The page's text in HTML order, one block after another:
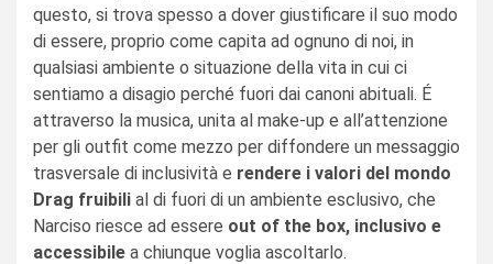
questo, si trova spesso a dover giustificare il suo modo
di essere, proprio come capita ad ognuno di noi, in
qualsiasi ambiente o situazione della vita in cui ci
sentiamo a disagio perché fuori dai canoni abituali. É
attraverso la musica, unita al make-up e all’attenzione
per gli outfit come mezzo per diffondere un messaggio
trasversale di inclusività e rendere i valori del mondo
Drag fruibili al di fuori di un ambiente esclusivo, che
Narciso riesce ad essere out of the box, inclusivo e
accessibile a chiunque voglia ascoltarlo.